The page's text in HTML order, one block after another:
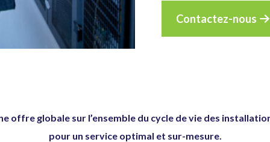
Contactez-nous
offre globale sur l’ensemble du cycle de vie des
pour un service optimal et sur-mesure.